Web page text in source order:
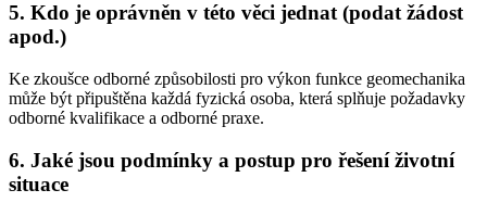
5. Kdo je oprávněn v této věci jednat (podat žádost
apod.)
Ke zkoušce odborné způsobilosti pro výkon funkce geomechanika
může být připuštěna každá fyzická osoba, která splňuje požadavky
odborné kvalifikace a odborné praxe.
6. Jaké jsou podmínky a postup pro řešení životní
situace